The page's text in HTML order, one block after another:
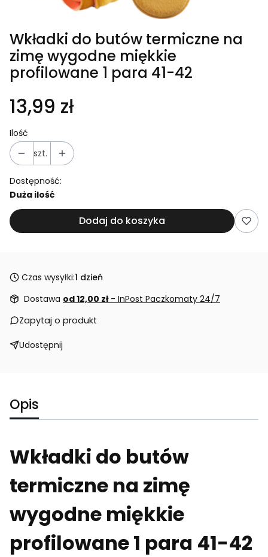
Wkładki do butów termiczne na
zimę wygodne miękkie
profilowane 1 para 41-42
13,99 zł
Ilość
szt.
Dostępność:
Duża ilość
Dodaj do koszyka
Czas wysyłki:1 dzień
Dostawa od 12,00 zł - InPost Paczkomaty 24/7
Zapytaj o produkt
Udostępnij
Opis
Wkładki do butów
termiczne na zimę
wygodne miękkie
profilowane 1 para 41-42